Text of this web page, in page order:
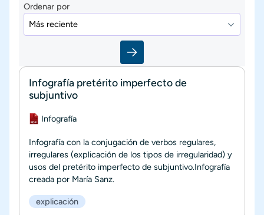
Ordenar por
Infografía pretérito imperfecto de
subjuntivo
Documento
Infografía
Infografía con la conjugación de verbos regulares,
irregulares (explicación de los tipos de irregularidad) y
usos del pretérito imperfecto de subjuntivo.Infografía
creada por María Sanz.
explicación